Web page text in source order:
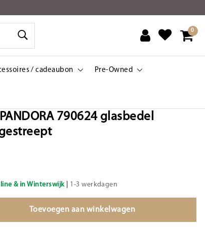
0
/ cadeaubon Pre-Owned
790624 glasbedel
& in Winterswijk| 1-3 werkdagen
Toevoegen aan winkelwagen